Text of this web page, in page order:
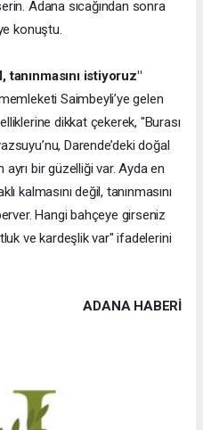
Adana sıcağından sonra
konuştu.
tanınmasını istiyoruz"
Saimbeyli’ye gelen
dikkat çekerek, "Burası
Darende’deki doğal
bir güzelliği var. Ayda en
kalmasını değil, tanınmasını
Hangi bahçeye girseniz
ve kardeşlik var" ifadelerini
ADANA HABERİ